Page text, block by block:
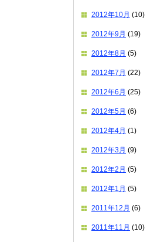
2012年10月 (10)
2012年9月 (19)
2012年8月 (5)
2012年7月 (22)
2012年6月 (25)
2012年5月 (6)
2012年4月 (1)
2012年3月 (9)
2012年2月 (5)
2012年1月 (5)
2011年12月 (6)
2011年11月 (10)